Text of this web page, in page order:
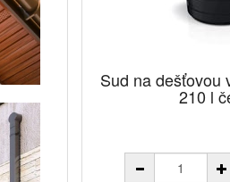
Sud na dešťovou
210 l